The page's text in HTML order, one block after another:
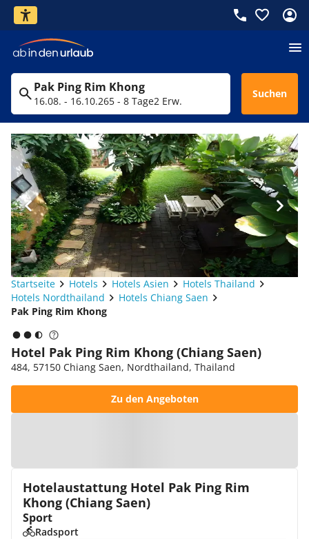
Pak Ping Rim Khong
16.08. - 16.10.265 - 8 Tage2 Erw.
Suchen
Startseite Hotels Hotels Asien
Hotels Thailand
Hotels Nordthailand
Hotels Chiang Saen
Pak Ping Rim Khong
Hotel Pak Ping Rim Khong (Chiang Saen)
484, 57150 Chiang Saen, Nordthailand, Thailand
Zu den Angeboten
Hotelaustattung Hotel Pak Ping Rim
Khong (Chiang Saen)
Sport
Radsport